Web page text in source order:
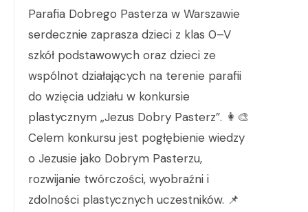
Parafia Dobrego Pasterza w Warszawie
serdecznie zaprasza dzieci z klas 0–V
szkół podstawowych oraz dzieci ze
wspólnot działających na terenie parafii
do wzięcia udziału w konkursie
plastycznym „Jezus Dobry Pasterz”. 👩‍🎨
Celem konkursu jest pogłębienie wiedzy
o Jezusie jako Dobrym Pasterzu,
rozwijanie twórczości, wyobraźni i
zdolności plastycznych uczestników. 📌